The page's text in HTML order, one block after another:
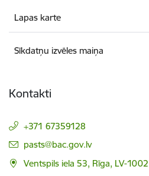
Lapas karte
Sīkdatņu izvēles maiņa
Kontakti
+371 67359128
E-pasts:
pasts@bac.gov.lv
Ventspils iela 53, Rīga, LV-1002